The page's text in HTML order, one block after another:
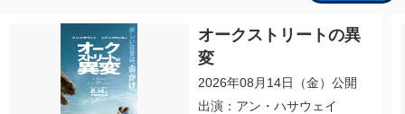
オークストリートの異
変
2026年08月14日（金）公開
出演：アン・ハサウェイ